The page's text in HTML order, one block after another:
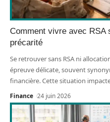
Comment vivre avec RSA
précarité
Se retrouver sans RSA ni
épreuve délicate, souvent
financière. Cette situation
Finance 24 juin 2026